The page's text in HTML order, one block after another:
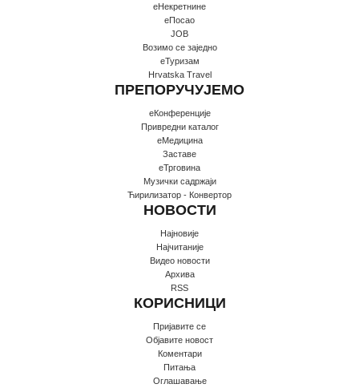
еНекретнине
еПосао
JOB
Возимо се заједно
еТуризам
Hrvatska Travel
ПРЕПОРУЧУЈЕМО
еКонференције
Привредни каталог
еМедицина
Заставе
еТрговина
Музички садржаји
Ћирилизатор - Конвертор
НОВОСТИ
Најновије
Најчитаније
Видео новости
Архива
RSS
КОРИСНИЦИ
Пријавите се
Oбјавите новост
Коментари
Питања
Оглашавање